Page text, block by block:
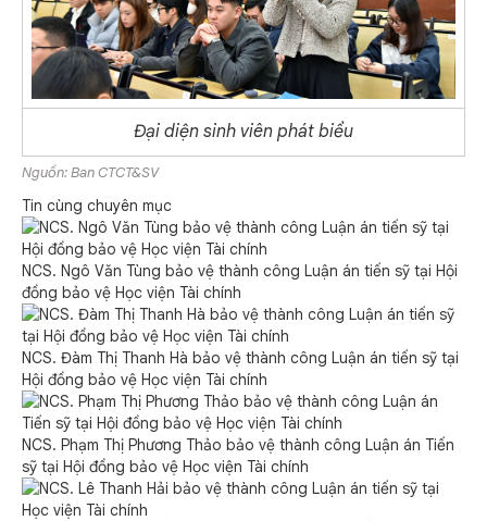
Đại diện sinh viên phát biểu
Nguồn: Ban CTCT&SV
Tin cùng chuyên mục
NCS. Ngô Văn Tùng bảo vệ thành công Luận án tiến sỹ tại Hội
đồng bảo vệ Học viện Tài chính
NCS. Đàm Thị Thanh Hà bảo vệ thành công Luận án tiến sỹ tại
Hội đồng bảo vệ Học viện Tài chính
NCS. Phạm Thị Phương Thảo bảo vệ thành công Luận án Tiến
sỹ tại Hội đồng bảo vệ Học viện Tài chính